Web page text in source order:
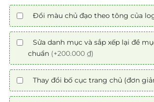
Đổi màu chủ đạo theo tông của
Sửa danh mục và sắp xếp lại đề
chuẩn (+200.000 ₫)
Thay đổi bố cục trang chủ (đơn